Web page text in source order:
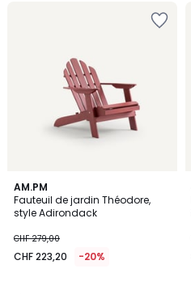
AM.PM
Fauteuil de jardin Théodore,
style Adirondack
CHF 279,00
CHF 223,20 -20%
4,7
/ 5